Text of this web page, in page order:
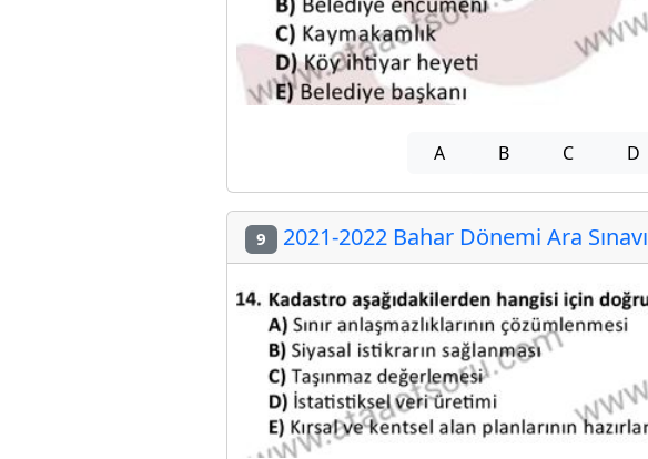
A B C D
9 2021-2022 Bahar Dönemi Ara Sınavı